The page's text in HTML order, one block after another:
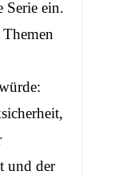
Serie ein.
und der